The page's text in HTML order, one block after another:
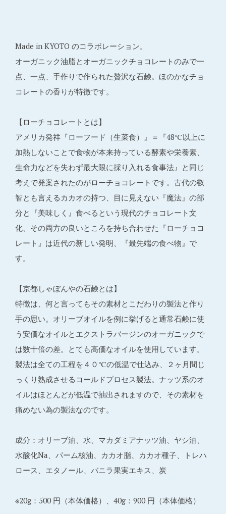
Made in KYOTO のコラボレーション。
オーガニック油脂とオーガニックチョコレートのみで一
点、一点、手作りで作られた贅沢な石鹸。ほのかなチョ
コレートの香りが特徴です。
【ローチョコレートとは】
アメリカ発祥『ローフード（生菜食）』＝『48℃以上に
加熱しないことで食物が本来持っている酵素や栄養素、
生命力などを失わず最大限に採り入れる食事法』と同じ
考えで発案されたのがローチョコレートです。古代の叡
智とも言えるカカオの持つ、目に見えない『魔法』の部
分と『美味しく』食べるという現代のチョコレート文
化、その両方の良いところを持ち合わせた『ローチョコ
レート』は近代の新しい発明、『最先端の食べ物』で
す。
【京都しゃぼんやの石鹸とは】
特徴は、何と言ってもその素材とこだわりの製法と作り
手の思い。オリーブオイルを例に挙げると通常石鹸に使
う安価なオイルとエクストラバージンのオーガニックで
は数十倍の差。とても高価なオイルを使用しています。
製法は全ての工程を４０℃の低温で仕込み、２ヶ月間じ
っくり熟成させるコールドプロセス製法。ナッツ系のオ
イルはほとんどが低温で抽出されますので、その素材を
痛めない為の製法なのです。
成分：オリーブ油、水、マカダミアナッツ油、ヤシ油、
水酸化Na、パーム核油、カカオ脂、カカオ種子、トレハ
ロース、エタノール、バニラ果実エキス、炭
※20g：500 円（本体価格）、40g：900 円（本体価格）